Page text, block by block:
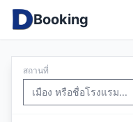
Booking
สถานที่